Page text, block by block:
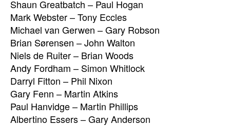
Shaun Greatbatch – Paul Hogan
Mark Webster – Tony Eccles
Michael van Gerwen – Gary Robson
Brian Sørensen – John Walton
Niels de Ruiter – Brian Woods
Andy Fordham – Simon Whitlock
Darryl Fitton – Phil Nixon
Gary Fenn – Martin Atkins
Paul Hanvidge – Martin Phillips
Albertino Essers – Gary Anderson